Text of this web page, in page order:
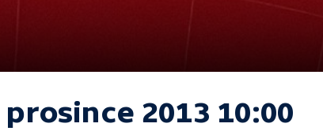
prosince 2013 10:00